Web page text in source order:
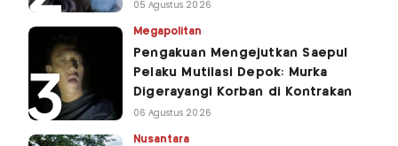
05 Agustus 2026
Megapolitan
Pengakuan Mengejutkan Saepul
Pelaku Mutilasi Depok: Murka
Digerayangi Korban di Kontrakan
06 Agustus 2026
Nusantara